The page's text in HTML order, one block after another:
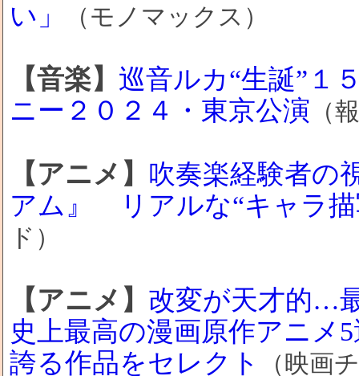
い」
（モノマックス）
【音楽】 巡音ルカ“生誕”１
ニー２０２４・東京公演 （
【アニメ】 吹奏楽経験者の
アム』 リアルな“キャラ描
ド）
【アニメ】 改変が天才的…
史上最高の漫画原作アニメ
誇る作品をセレクト
（映画